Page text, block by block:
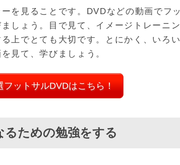
を見ることです。DVDなどの動画でフッ
しょう。目で見て、イメージトレーニン
上でとても大切です。とにかく、いろい
見て、学びましょう。
フットサルDVDはこちら！
ための勉強をする